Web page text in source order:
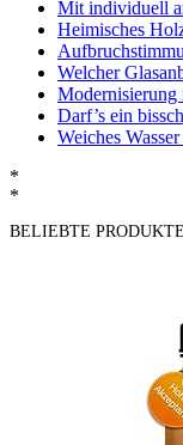
Mit individuell
Heimisches
Welcher
Modernisierung
Darf’s ein
Weiches
*
*
BELIEBTE PRODUKTE